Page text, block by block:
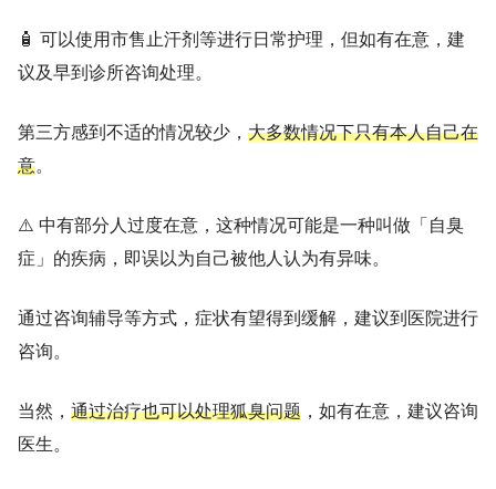
🧴 可以使用市售止汗剂等进行日常护理，但如有在意，建
议及早到诊所咨询处理。
第三方感到不适的情况较少， 大多数情况下只有本人自己在
意。
⚠️ 中有部分人过度在意，这种情况可能是一种叫做「自臭
症」的疾病，即误以为自己被他人认为有异味。
通过咨询辅导等方式，症状有望得到缓解，建议到医院进行
咨询。
当然， 通过治疗也可以处理狐臭问题 ，如有在意，建议咨询
医生。